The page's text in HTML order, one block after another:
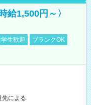
給1,500円～〉
学生歓迎
ブランクOK
による